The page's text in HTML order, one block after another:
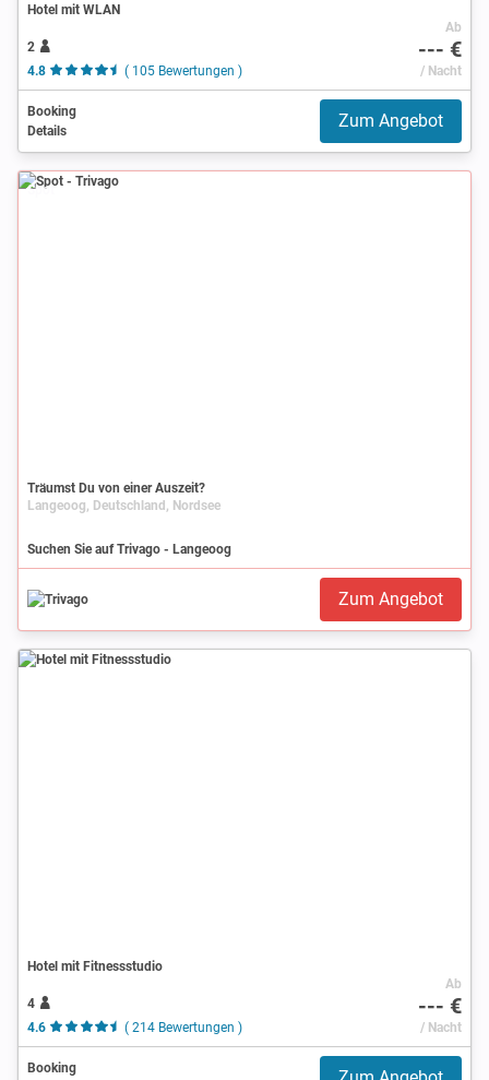
Hotel mit WLAN
2
4.8
( 105 Bewertungen )
Ab
--- €
/ Nacht
Booking
Details
Zum Angebot
Spot
Träumst Du von einer Auszeit?
Langeoog, Deutschland, Nordsee
Suchen Sie auf Trivago - Langeoog
Zum Angebot
Hotel mit Fitnessstudio
4
4.6
( 214 Bewertungen )
Ab
--- €
/ Nacht
Booking